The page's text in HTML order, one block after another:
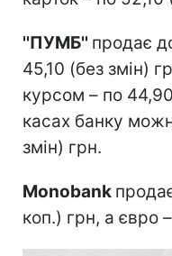
''ПУМБ'' продає
45,10 (без змін)
курсом – по
касах банку
змін) грн.
Monobank
коп.) грн, а євро